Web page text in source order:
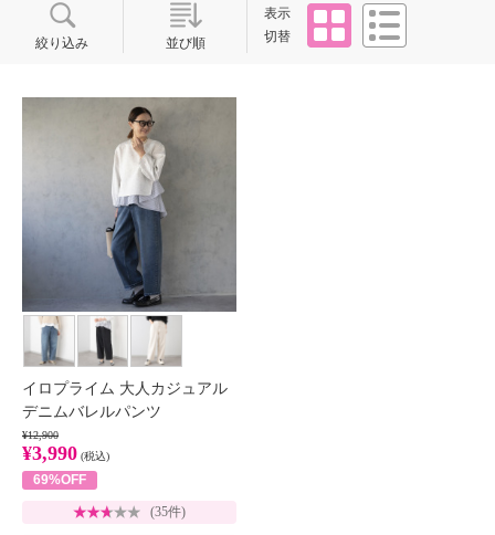
絞り込み 並び順
表示
切替
タイル
イロプライム 大人カジュアル
デニムバレルパンツ
¥12,900
¥3,990 (税込)
69%OFF
(35件)